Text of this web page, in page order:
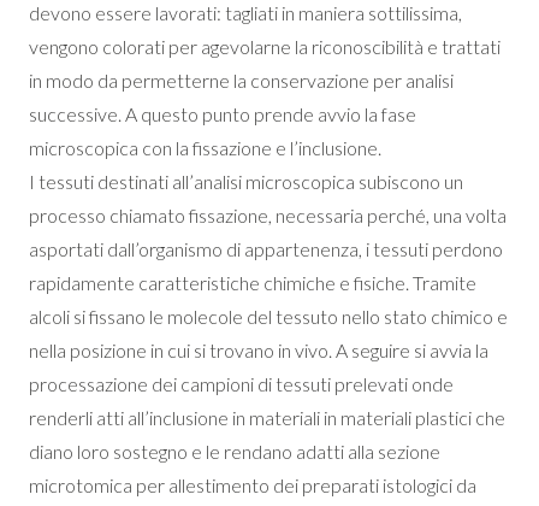
devono essere lavorati: tagliati in maniera sottilissima,
vengono colorati per agevolarne la riconoscibilità e trattati
in modo da permetterne la conservazione per analisi
successive. A questo punto prende avvio la fase
microscopica con la fissazione e l’inclusione.
I tessuti destinati all’analisi microscopica subiscono un
processo chiamato fissazione, necessaria perché, una volta
asportati dall’organismo di appartenenza, i tessuti perdono
rapidamente caratteristiche chimiche e fisiche. Tramite
alcoli si fissano le molecole del tessuto nello stato chimico e
nella posizione in cui si trovano in vivo. A seguire si avvia la
processazione dei campioni di tessuti prelevati onde
renderli atti all’inclusione in materiali in materiali plastici che
diano loro sostegno e le rendano adatti alla sezione
microtomica per allestimento dei preparati istologici da